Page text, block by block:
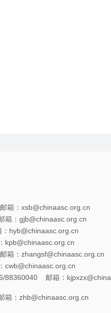
：xsb@chinaasc.org.cn
：gjb@chinaasc.org.cn
hyb@chinaasc.org.cn
kpb@chinaasc.org.cn
箱：zhangsf@chinaasc.org.cn
cwb@chinaasc.org.cn
88360040 邮箱：kjpxzx@china
：zhb@chinaasc.org.cn